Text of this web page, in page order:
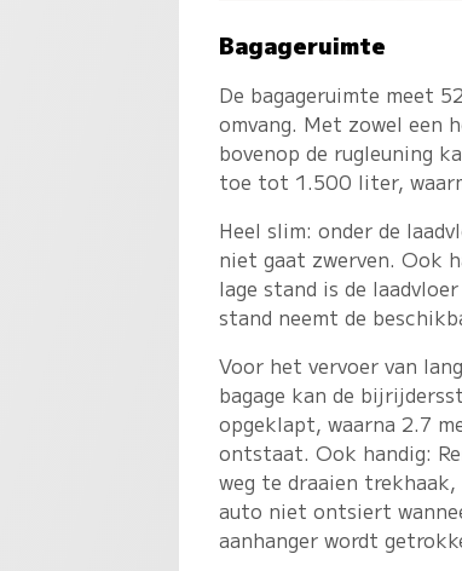
Bagageruimte
De bagageruimte meet
omvang. Met zowel een
bovenop de rugleuning
toe tot 1.500 liter,
Heel slim: onder de
niet gaat zwerven. Ook
lage stand is de
stand neemt de
Voor het vervoer van
bagage kan de
opgeklapt, waarna 2.7
ontstaat. Ook handig:
weg te draaien trekhaak,
auto niet ontsiert
aanhanger wordt